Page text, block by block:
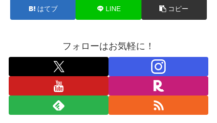
はてブ LINE コピー
フォローはお気軽に！